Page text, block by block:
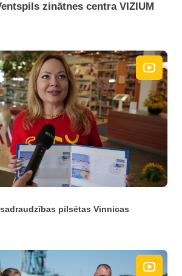
zinātnes centra VIZIUM
pilsētas Vinnicas